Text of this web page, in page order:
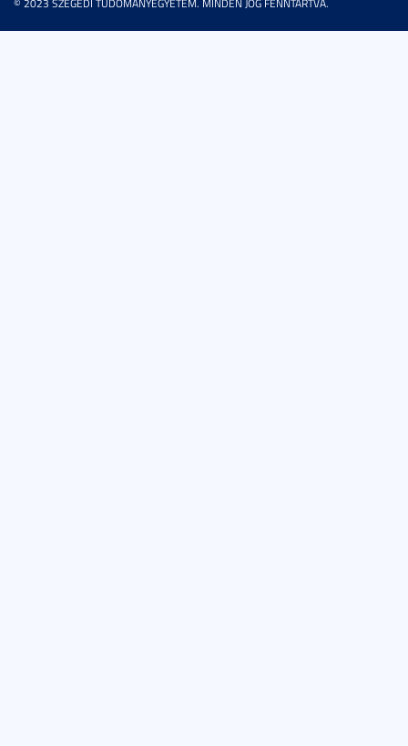
© 2023 SZEGEDI TUDOMÁNYEGYETEM. MINDEN JOG FENNTARTVA.